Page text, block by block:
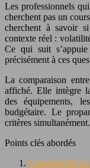
Les professionnels
cherchent pas un
cherchent à savoir
contexte réel :
Ce qui suit
précisément à ces
La comparaison
affiché. Elle intègre
des équipements,
budgétaire. Le
critères simultanément.
Points clés abordés
Compétitivité